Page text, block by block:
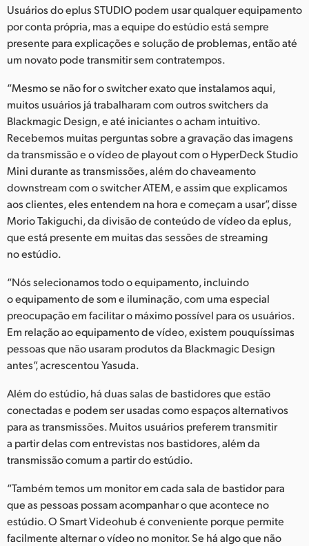
Usuários do eplus STUDIO podem usar qualquer equipamento
por conta própria, mas a equipe do estúdio está sempre
presente para explicações e solução de problemas, então até
um novato pode transmitir sem contratempos.
“Mesmo se não for o switcher exato que instalamos aqui,
muitos usuários já trabalharam com outros switchers da
Blackmagic Design, e até iniciantes o acham intuitivo.
Recebemos muitas perguntas sobre a gravação das imagens
da transmissão e o vídeo de playout com o HyperDeck Studio
Mini durante as transmissões, além do chaveamento
downstream com o switcher ATEM, e assim que explicamos
aos clientes, eles entendem na hora e começam a usar”, disse
Morio Takiguchi, da divisão de conteúdo de vídeo da eplus,
que está presente em muitas das sessões de streaming
no estúdio.
“Nós selecionamos todo o equipamento, incluindo
o equipamento de som e iluminação, com uma especial
preocupação em facilitar o máximo possível para os usuários.
Em relação ao equipamento de vídeo, existem pouquíssimas
pessoas que não usaram produtos da Blackmagic Design
antes”, acrescentou Yasuda.
Além do estúdio, há duas salas de bastidores que estão
conectadas e podem ser usadas como espaços alternativos
para as transmissões. Muitos usuários preferem transmitir
a partir delas com entrevistas nos bastidores, além da
transmissão comum a partir do estúdio.
“Também temos um monitor em cada sala de bastidor para
que as pessoas possam acompanhar o que acontece no
estúdio. O Smart Videohub é conveniente porque permite
facilmente alternar o vídeo no monitor. Se há algo que não